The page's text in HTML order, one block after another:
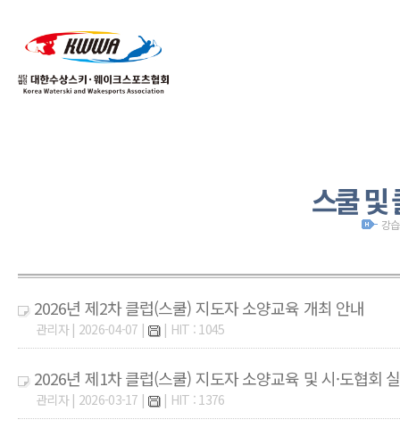
스쿨 및
강
2026년 제2차 클럽(스쿨) 지도자 소양교육 개최 안내
관리자 | 2026-04-07 | | HIT : 1045
2026년 제1차 클럽(스쿨) 지도자 소양교육 및 시·도협회
관리자 | 2026-03-17 | | HIT : 1376